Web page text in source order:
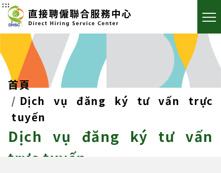
:::
首頁
Dịch vụ đăng ký tư vấn trực
tuyến
Dịch vụ đăng ký tư vấn
trực tuyến